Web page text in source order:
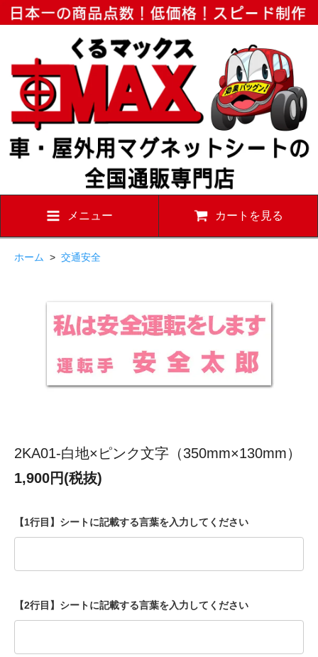
メニュー カートを見る
ホーム > 交通安全
2KA01-白地×ピンク文字（350mm×130mm）
1,900円(税抜)
【1行目】シートに記載する言葉を入力してください
【2行目】シートに記載する言葉を入力してください